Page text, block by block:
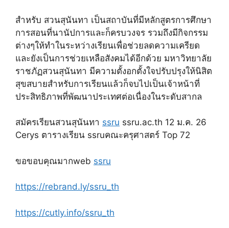
สำหรับ สวนสุนันทา เป็นสถาบันที่มีหลักสูตรการศึกษา
การสอนที่นานัปการและก็ครบวงจร รวมถึงมีกิจกรรม
ต่างๆให้ทำในระหว่างเรียนเพื่อช่วยลดความเครียด
และยังเป็นการช่วยเหลือสังคมได้อีกด้วย มหาวิทยาลัย
ราชภัฏสวนสุนันทา มีความตั้งอกตั้งใจปรับปรุงให้นิสิต
สุขสบายสำหรับการเรียนแล้วก็จบไปเป็นเจ้าหน้าที่
ประสิทธิภาพที่พัฒนาประเทศต่อเนื่องในระดับสากล
สมัครเรียนสวนสุนันทา ssru ssru.ac.th 12 ม.ค. 26
Cerys ตารางเรียน ssruคณะครุศาสตร์ Top 72
ขอขอบคุณมากweb ssru
https://rebrand.ly/ssru_th
https://cutly.info/ssru_th